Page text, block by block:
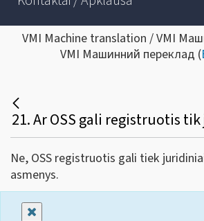
VMI Machine translation / VMI
VMI Машинний переклад (
Ne, OSS registruotis gali tiek
asmenys.